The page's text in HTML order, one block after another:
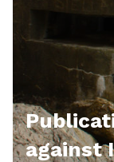
against